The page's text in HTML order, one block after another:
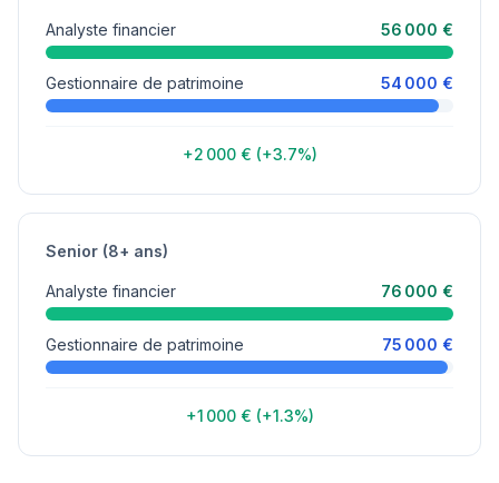
Analyste financier 56 000 €
Gestionnaire de patrimoine 54 000 €
+2 000 € (+3.7%)
Senior (8+ ans)
Analyste financier 76 000 €
Gestionnaire de patrimoine 75 000 €
+1 000 € (+1.3%)